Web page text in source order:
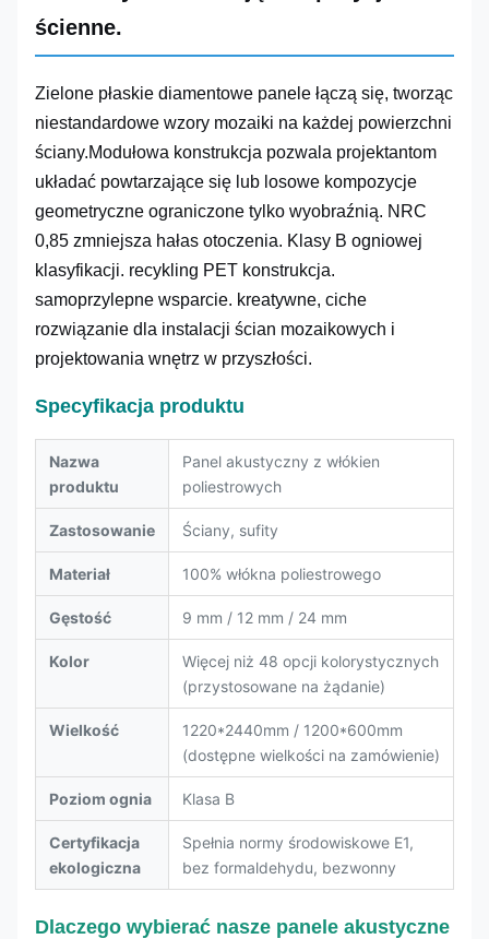
ścienne.
Zielone płaskie diamentowe panele łączą się, tworząc
niestandardowe wzory mozaiki na każdej powierzchni
ściany.Modułowa konstrukcja pozwala projektantom
układać powtarzające się lub losowe kompozycje
geometryczne ograniczone tylko wyobraźnią. NRC
0,85 zmniejsza hałas otoczenia. Klasy B ogniowej
klasyfikacji. recykling PET konstrukcja.
samoprzylepne wsparcie. kreatywne, ciche
rozwiązanie dla instalacji ścian mozaikowych i
projektowania wnętrz w przyszłości.
Specyfikacja produktu
Nazwa
produktu
Panel akustyczny z włókien
poliestrowych
Zastosowanie Ściany, sufity
Materiał 100% włókna poliestrowego
Gęstość 9 mm / 12 mm / 24 mm
Kolor
Więcej niż 48 opcji kolorystycznych
(przystosowane na żądanie)
Wielkość
1220*2440mm / 1200*600mm
(dostępne wielkości na zamówienie)
Poziom ognia Klasa B
Certyfikacja
ekologiczna
Spełnia normy środowiskowe E1,
bez formaldehydu, bezwonny
Dlaczego wybierać nasze panele akustyczne